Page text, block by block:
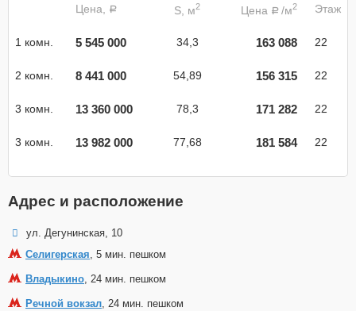
Цена, a S, м2 Цена a /м2 Этаж
1 комн. 5 545 000 34,3 163 088 22
2 комн. 8 441 000 54,89 156 315 22
3 комн. 13 360 000 78,3 171 282 22
3 комн. 13 982 000 77,68 181 584 22
Адрес и расположение
ул. Дегунинская, 10
Селигерская, 5 мин. пешком
Владыкино, 24 мин. пешком
Речной вокзал, 24 мин. пешком